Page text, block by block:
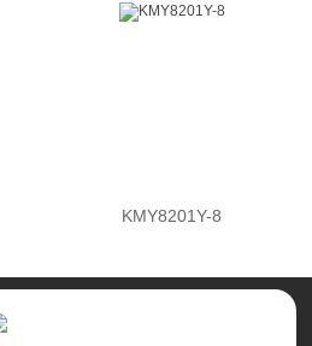
KMY8201Y-8